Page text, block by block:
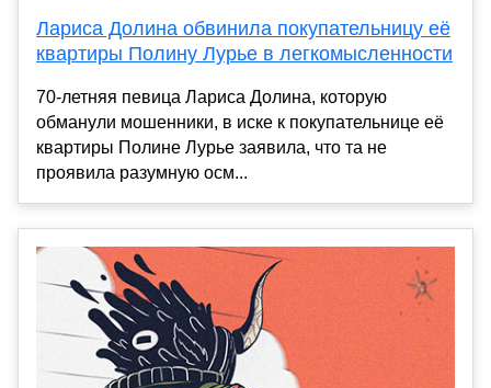
Лариса Долина обвинила покупательницу её
квартиры Полину Лурье в легкомысленности
70-летняя певица Лариса Долина, которую
обманули мошенники, в иске к покупательнице её
квартиры Полине Лурье заявила, что та не
проявила разумную осм...